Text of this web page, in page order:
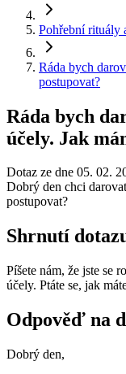
Pohřební rituály
Ráda bych
postupovat?
Ráda bych
účely. Jak
Dotaz ze dne 05. 02.
Dobrý den chci
postupovat?
Shrnutí
Píšete nám, že jste se
účely. Ptáte se, jak
Odpověď na
Dobrý den,